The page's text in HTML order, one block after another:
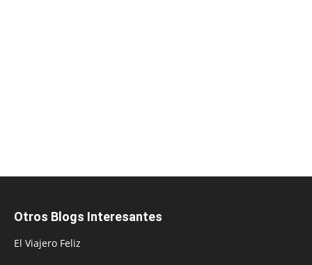
Otros Blogs Interesantes
El Viajero Feliz